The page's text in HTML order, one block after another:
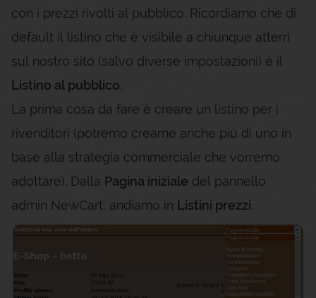
con i prezzi rivolti al pubblico. Ricordiamo che di
default il listino che è visibile a chiunque atterri
sul nostro sito (salvo diverse impostazioni) è il
Listino al pubblico.
La prima cosa da fare è creare un listino per i
rivenditori (potremo crearne anche più di uno in
base alla strategia commerciale che vorremo
adottare). Dalla Pagina iniziale del pannello
admin NewCart, andiamo in Listini prezzi.